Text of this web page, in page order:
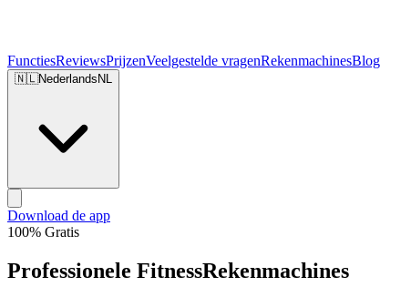
FunctiesReviewsPrijzenVeelgestelde vragenRekenmachinesBlog
🇳🇱Nederlands NL
Download de app
100% Gratis
Professionele FitnessRekenmachines